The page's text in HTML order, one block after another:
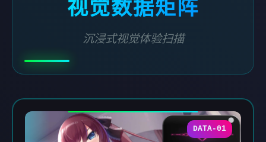
视觉数据矩阵
沉浸式视觉体验扫描
DATA-01